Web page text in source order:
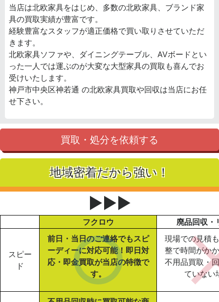
当店は北欧家具をはじめ、多数の北欧家具、ブランド家
具の買取実績が豊富です。
経験豊富なスタッフが適正価格で買い取りさせていただ
きます。
北欧家具ソファや、ダイニングテーブル、AVボードとい
った一人では運ぶのが大変な大型家具の買取も喜んでお
受けいたします。
神戸市中央区神若通 の北欧家具買取や回収は当店にお任
せ下さい。
買取・処分を依頼する
地域密着だから強い！
▶▶▶
フクロウ 廃品回収・
スピー
ド
前日・当日のご連絡でもスピ
ーディーに対応可能！即日対
応・即金買取が当店の特徴で
す。
現場での見積
整で時間がか
不用品買取・
ていない